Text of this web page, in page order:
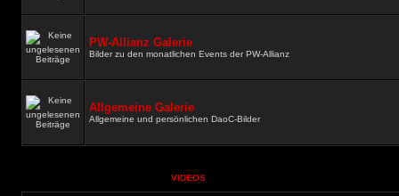
PW-Allianz Galerie
Bilder zu den monatlichen Events der PW-Allianz
Allgemeine Galerie
Allgemeine und persönlichen DaoC-Bilder
VIDEOS